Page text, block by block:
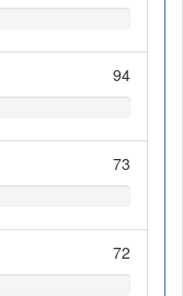
94
73
72